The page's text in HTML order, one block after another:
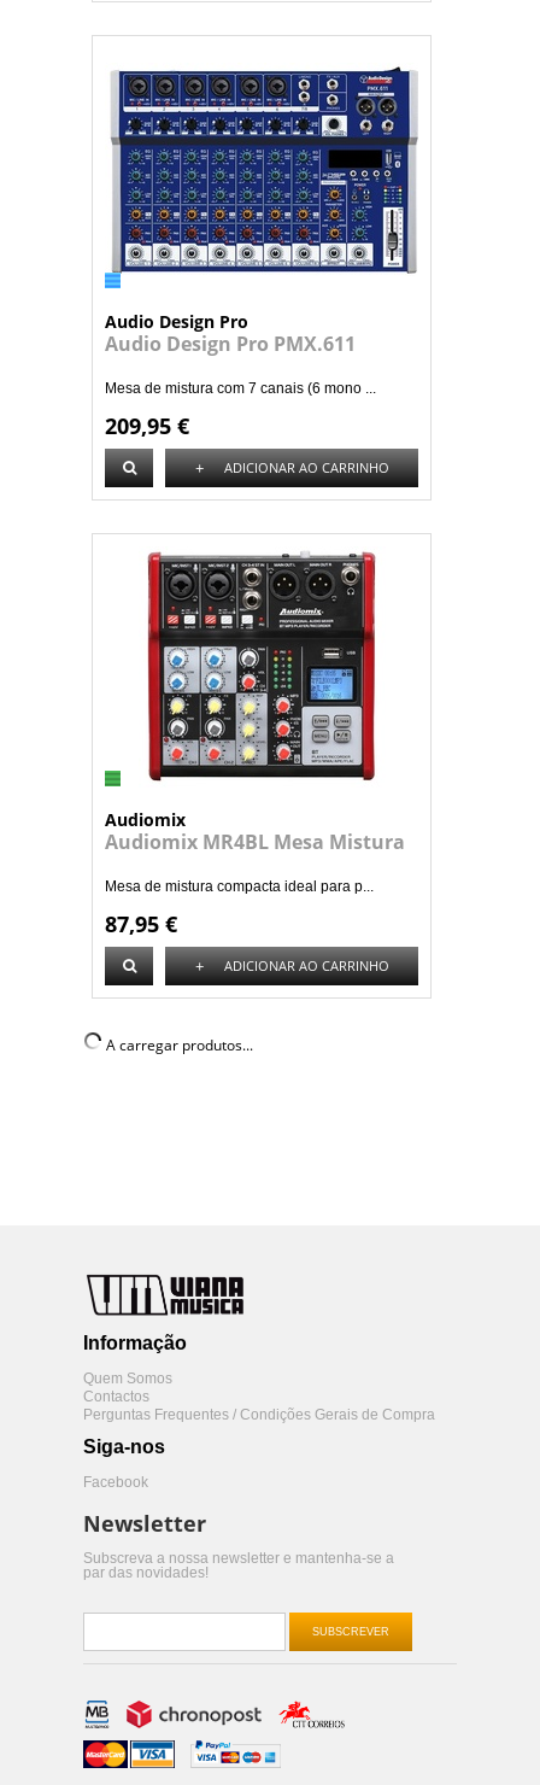
Audio Design Pro
Audio Design Pro PMX.611
Mesa de mistura com 7 canais (6 mono ...
209,95 €
+ ADICIONAR AO CARRINHO
Audiomix
Audiomix MR4BL Mesa Mistura
Mesa de mistura compacta ideal para p...
87,95 €
+ ADICIONAR AO CARRINHO
A carregar produtos...
Informação
Quem Somos
Contactos
Perguntas Frequentes / Condições Gerais de Compra
Siga-nos
Facebook
Newsletter
Subscreva a nossa newsletter e mantenha-se a
par das novidades!
SUBSCREVER